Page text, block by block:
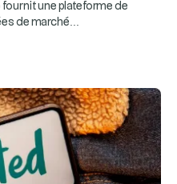
fournit une plateforme de
de marché